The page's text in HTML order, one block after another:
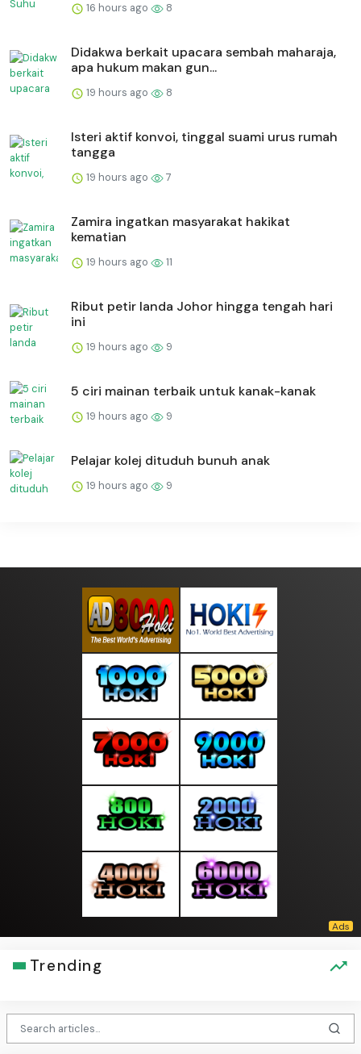
16 hours ago 8
Didakwa berkait upacara sembah maharaja,
apa hukum makan gun...
19 hours ago 8
Isteri aktif konvoi, tinggal suami urus rumah
tangga
19 hours ago 7
Zamira ingatkan masyarakat hakikat
kematian
19 hours ago 11
Ribut petir landa Johor hingga tengah hari
ini
19 hours ago 9
5 ciri mainan terbaik untuk kanak-kanak
19 hours ago 9
Pelajar kolej dituduh bunuh anak
19 hours ago 9
Trending